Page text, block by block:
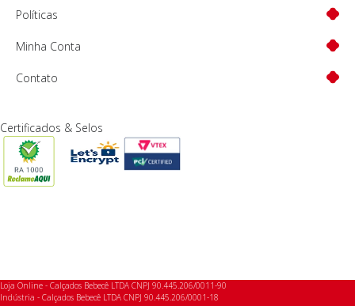
Políticas
Minha Conta
Contato
Certificados & Selos
Loja Online - Calçados Bebecê LTDA CNPJ 90.445.206/0011-90
Indústria - Calçados Bebecê LTDA CNPJ 90.445.206/0001-18